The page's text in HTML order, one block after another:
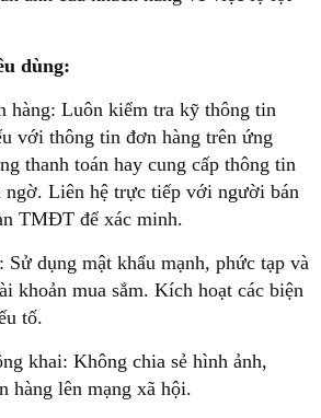
dùng:
hàng: Luôn kiểm tra kỹ thông tin
với thông tin đơn hàng trên ứng
thanh toán hay cung cấp thông tin
ngờ. Liên hệ trực tiếp với người bán
TMĐT để xác minh.
Sử dụng mật khẩu mạnh, phức tạp và
khoản mua sắm. Kích hoạt các biện
tố.
khai: Không chia sẻ hình ảnh,
hàng lên mạng xã hội.